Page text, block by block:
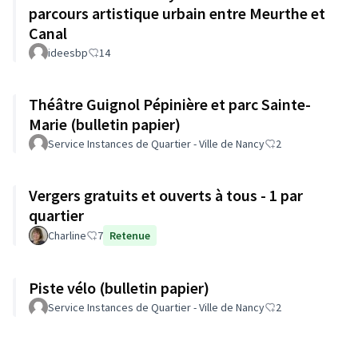
parcours artistique urbain entre Meurthe et
Canal
ideesbp 14
Théâtre Guignol Pépinière et parc Sainte-
Marie (bulletin papier)
Service Instances de Quartier - Ville de Nancy 2
Vergers gratuits et ouverts à tous - 1 par
quartier
Charline 7 Retenue
Piste vélo (bulletin papier)
Service Instances de Quartier - Ville de Nancy 2